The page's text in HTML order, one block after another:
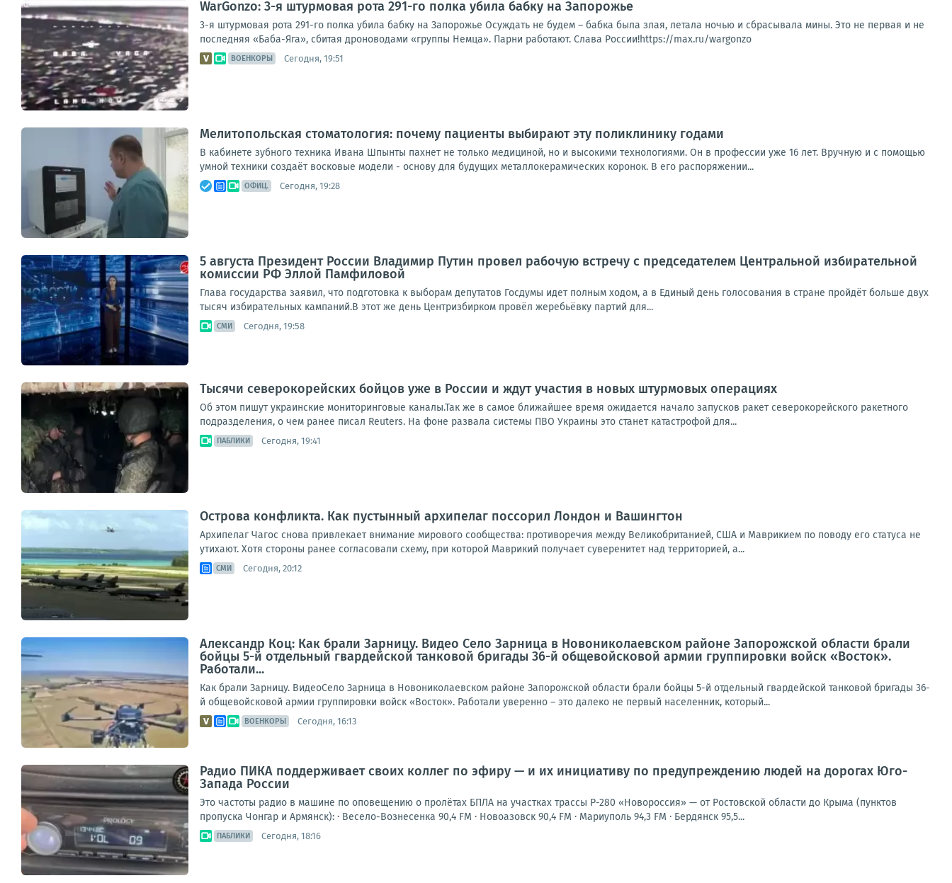
WarGonzo: 3-я штурмовая рота 291-го полка убила бабку на Запорожье
3-я штурмовая рота 291-го полка убила бабку на Запорожье Осуждать не будем – бабка была злая, летала ночью и сбрасывала мины. Это не первая и не
последняя «Баба-Яга», сбитая дроноводами «группы Немца». Парни работают. Слава России!https://max.ru/wargonzo
ВОЕНКОРЫ Сегодня, 19:51
Мелитопольская стоматология: почему пациенты выбирают эту поликлинику годами
В кабинете зубного техника Ивана Шпынты пахнет не только медициной, но и высокими технологиями. Он в профессии уже 16 лет. Вручную и с помощью
умной техники создаёт восковые модели - основу для будущих металлокерамических коронок. В его распоряжении...
ОФИЦ. Сегодня, 19:28
5 августа Президент России Владимир Путин провел рабочую встречу с председателем Центральной избирательной
комиссии РФ Эллой Памфиловой
Глава государства заявил, что подготовка к выборам депутатов Госдумы идет полным ходом, а в Единый день голосования в стране пройдёт больше двух
тысяч избирательных кампаний.В этот же день Центризбирком провёл жеребьёвку партий для...
СМИ Сегодня, 19:58
Тысячи северокорейских бойцов уже в России и ждут участия в новых штурмовых операциях
Об этом пишут украинские мониторинговые каналы.Так же в самое ближайшее время ожидается начало запусков ракет северокорейского ракетного
подразделения, о чем ранее писал Reuters. На фоне развала системы ПВО Украины это станет катастрофой для...
ПАБЛИКИ Сегодня, 19:41
Острова конфликта. Как пустынный архипелаг поссорил Лондон и Вашингтон
Архипелаг Чагос снова привлекает внимание мирового сообщества: противоречия между Великобританией, США и Маврикием по поводу его статуса не
утихают. Хотя стороны ранее согласовали схему, при которой Маврикий получает суверенитет над территорией, а...
СМИ Сегодня, 20:12
Александр Коц: Как брали Зарницу. Видео Село Зарница в Новониколаевском районе Запорожской области брали
бойцы 5-й отдельный гвардейской танковой бригады 36-й общевойсковой армии группировки войск «Восток».
Работали...
Как брали Зарницу. ВидеоСело Зарница в Новониколаевском районе Запорожской области брали бойцы 5-й отдельный гвардейской танковой бригады 36-
й общевойсковой армии группировки войск «Восток». Работали уверенно – это далеко не первый населенник, который...
ВОЕНКОРЫ Сегодня, 16:13
Радио ПИКА поддерживает своих коллег по эфиру — и их инициативу по предупреждению людей на дорогах Юго-
Запада России
Это частоты радио в машине по оповещению о пролётах БПЛА на участках трассы Р-280 «Новороссия» — от Ростовской области до Крыма (пунктов
пропуска Чонгар и Армянск): · Весело-Вознесенка 90,4 FM · Новоазовск 90,4 FM · Мариуполь 94,3 FM · Бердянск 95,5...
ПАБЛИКИ Сегодня, 18:16